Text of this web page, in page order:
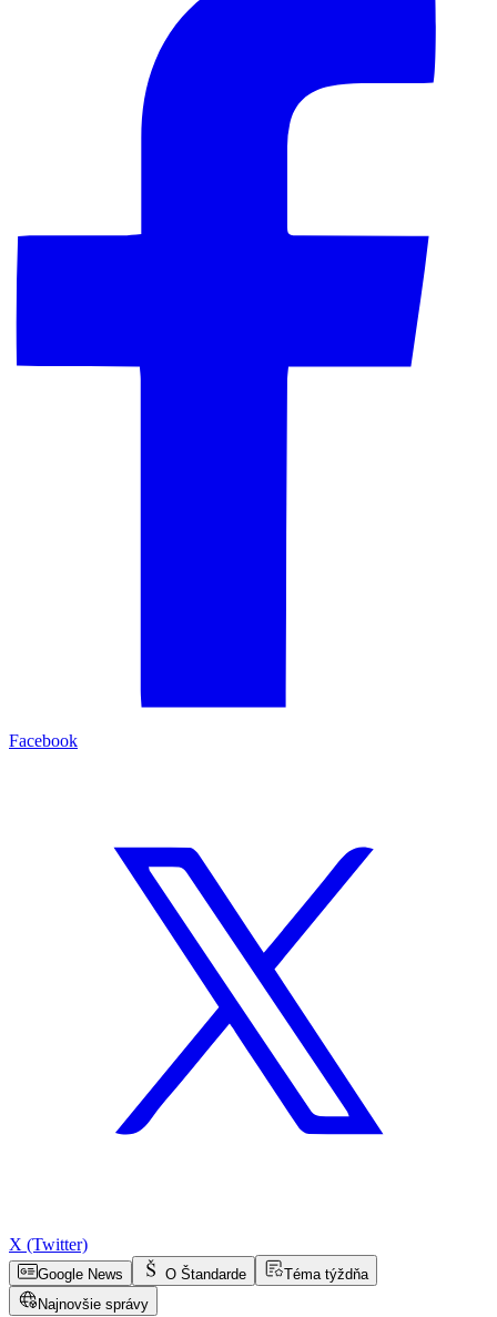
Facebook
X (Twitter)
Google News O Štandarde
Téma týždňa
Najnovšie správy